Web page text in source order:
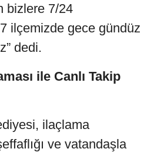
bizlere 7/24
ilçemizde gece gündüz
dedi.
ile Canlı Takip
ilaçlama
ve vatandaşla